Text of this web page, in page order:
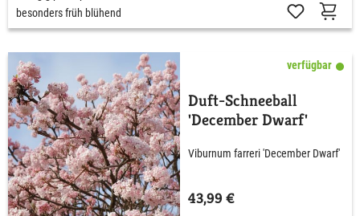
besonders früh blühend
verfügbar
Duft-Schneeball
'December Dwarf'
Viburnum farreri 'December Dwarf'
43,99 €